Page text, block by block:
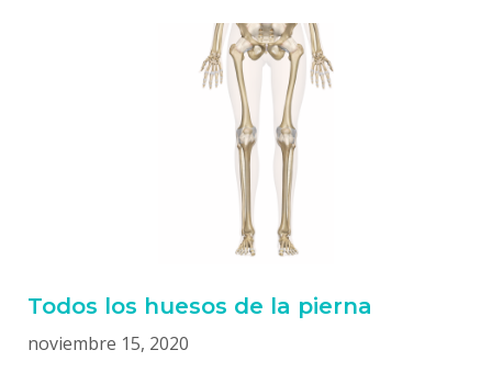
Todos los huesos de la pierna
noviembre 15, 2020